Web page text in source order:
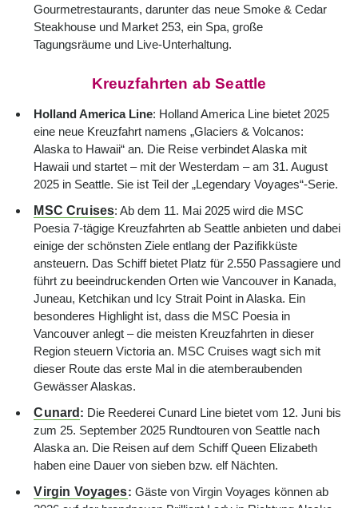
Gourmetrestaurants, darunter das neue Smoke & Cedar
Steakhouse und Market 253, ein Spa, große
Tagungsräume und Live-Unterhaltung.
Kreuzfahrten ab Seattle
Holland America Line: Holland America Line bietet 2025
eine neue Kreuzfahrt namens „Glaciers & Volcanos:
Alaska to Hawaii“ an. Die Reise verbindet Alaska mit
Hawaii und startet – mit der Westerdam – am 31. August
2025 in Seattle. Sie ist Teil der „Legendary Voyages“-Serie.
MSC Cruises: Ab dem 11. Mai 2025 wird die MSC
Poesia 7-tägige Kreuzfahrten ab Seattle anbieten und dabei
einige der schönsten Ziele entlang der Pazifikküste
ansteuern. Das Schiff bietet Platz für 2.550 Passagiere und
führt zu beeindruckenden Orten wie Vancouver in Kanada,
Juneau, Ketchikan und Icy Strait Point in Alaska. Ein
besonderes Highlight ist, dass die MSC Poesia in
Vancouver anlegt – die meisten Kreuzfahrten in dieser
Region steuern Victoria an. MSC Cruises wagt sich mit
dieser Route das erste Mal in die atemberaubenden
Gewässer Alaskas.
Cunard : Die Reederei Cunard Line bietet vom 12. Juni bis
zum 25. September 2025 Rundtouren von Seattle nach
Alaska an. Die Reisen auf dem Schiff Queen Elizabeth
haben eine Dauer von sieben bzw. elf Nächten.
Virgin Voyages: Gäste von Virgin Voyages können ab